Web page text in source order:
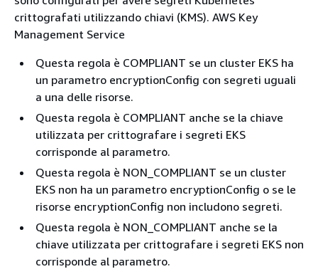
crittografati utilizzando chiavi (KMS). AWS Key
Management Service
Questa regola è COMPLIANT se un cluster EKS ha
un parametro encryptionConfig con segreti uguali
a una delle risorse.
Questa regola è COMPLIANT anche se la chiave
utilizzata per crittografare i segreti EKS
corrisponde al parametro.
Questa regola è NON_COMPLIANT se un cluster
EKS non ha un parametro encryptionConfig o se le
risorse encryptionConfig non includono segreti.
Questa regola è NON_COMPLIANT anche se la
chiave utilizzata per crittografare i segreti EKS non
corrisponde al parametro.